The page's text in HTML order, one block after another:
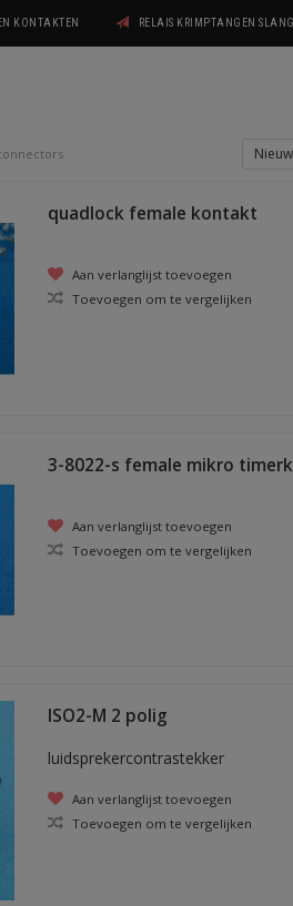
KONTAKTEN RELAIS KRIMPTANGEN
quadlock female kontakt
Aan verlanglijst toevoegen
Toevoegen om te vergelijken
3-8022-s female mikro
Aan verlanglijst toevoegen
Toevoegen om te vergelijken
ISO2-M 2 polig
luidsprekercontrastekker
Aan verlanglijst toevoegen
Toevoegen om te vergelijken